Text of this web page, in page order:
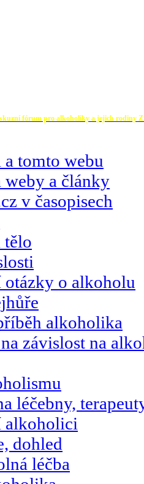
fórum pro alkoholiky a jejich rodiny
tomto webu
weby a články
v časopisech
tělo
otázky o alkoholu
alkoholika
závislost na
léčebny,
alkoholici
dohled
léčba